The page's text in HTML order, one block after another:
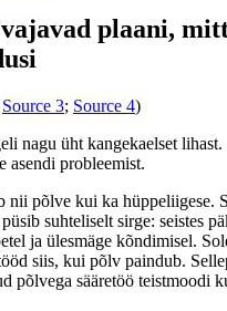
plaani,
Source 3; Source 4)
nagu üht kangekaelset
asendi probleemist.
nii põlve kui ka hüppeliigese.
suhteliselt sirge: seistes
ja ülesmäge kõndimisel.
siis, kui põlv paindub.
põlvega sääretöö teistmoodi